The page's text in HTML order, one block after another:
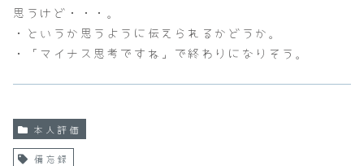
思うけど・・・。
・というか思うように伝えられるかどうか。
・「マイナス思考ですね」で終わりになりそう。
本人評価
備忘録